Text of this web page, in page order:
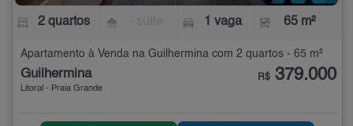
2 quartos 1 vaga 65 m²
Apartamento à Venda na Guilhermina com 2 quartos - 65 m²
Guilhermina
Litoral - Praia Grande
R$ 379.000